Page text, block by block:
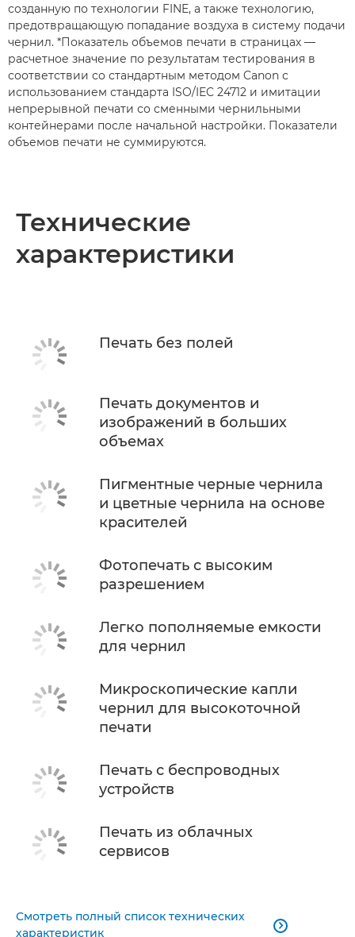
созданную по технологии FINE, а также технологию,
предотвращающую попадание воздуха в систему подачи
чернил. *Показатель объемов печати в страницах —
расчетное значение по результатам тестирования в
соответствии со стандартным методом Canon с
использованием стандарта ISO/IEC 24712 и имитации
непрерывной печати со сменными чернильными
контейнерами после начальной настройки. Показатели
объемов печати не суммируются.
Технические
характеристики
Печать без полей
Печать документов и
изображений в больших
объемах
Пигментные черные чернила
и цветные чернила на основе
красителей
Фотопечать с высоким
разрешением
Легко пополняемые емкости
для чернил
Микроскопические капли
чернил для высокоточной
печати
Печать с беспроводных
устройств
Печать из облачных
сервисов
Смотреть полный список технических
характеристик
